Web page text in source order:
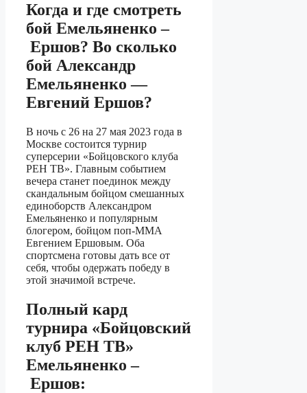
Когда и где смотреть
бой Емельяненко –
Ершов? Во сколько
бой Александр
Емельяненко —
Евгений Ершов?
В ночь с 26 на 27 мая 2023 года в
Москве состоится турнир
суперсерии «Бойцовского клуба
РЕН ТВ». Главным событием
вечера станет поединок между
скандальным бойцом смешанных
единоборств Александром
Емельяненко и популярным
блогером, бойцом поп-MMA
Евгением Ершовым. Оба
спортсмена готовы дать все от
себя, чтобы одержать победу в
этой значимой встрече.
Полный кард
турнира «Бойцовский
клуб РЕН ТВ»
Емельяненко –
Ершов: